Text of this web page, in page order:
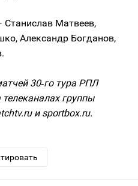
Станислав Матвеев,
Александр Богданов,
30‑го тура РПЛ
группы
и sportbox.ru.